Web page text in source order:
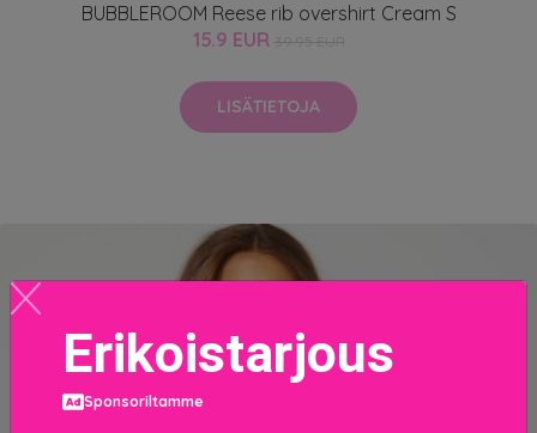
BUBBLEROOM Reese rib overshirt Cream S
15.9 EUR
LISÄTIETOJA
Erikoistarjous
Sponsoriltamme